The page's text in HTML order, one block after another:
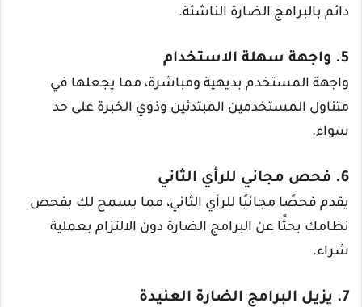
دائم بالبرامج الضارة الناشئة.
5. واجهة سهلة الاستخدام
واجهة المستخدم بديهية ومباشرة، مما يجعلها في
متناول المستخدمين المبتدئين وذوي الخبرة على حد
سواء.
6. فحص مجاني للرأي الثاني
يقدم فحصًا مجانيًا للرأي الثاني، مما يسمح لك بفحص
نظامك بحثًا عن البرامج الضارة دون الالتزام بعملية
شراء.
7. يزيل البرامج الضارة العنيدة